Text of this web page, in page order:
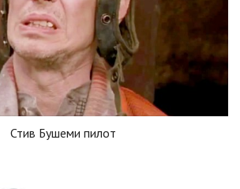
Стив Бушеми пилот